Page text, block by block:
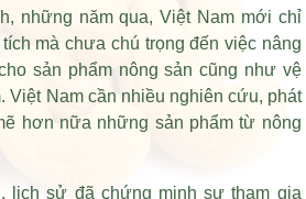
những năm qua, Việt Nam mới chỉ
mà chưa chú trọng đến việc nâng
sản phẩm nông sản cũng như vệ
Việt Nam cần nhiều nghiên cứu, phát
hơn nữa những sản phẩm từ nông
lịch sử đã chứng minh sự tham gia